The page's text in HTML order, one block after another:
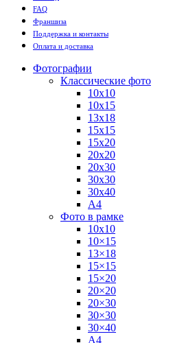
FAQ
Франшиза
Поддержка и контакты
Оплата и доставка
Фотографии
Классические фото
10х10
10х15
13х18
15х15
15х20
20х20
20х30
30х30
30х40
А4
Фото в рамке
10х10
10×15
13×18
15×15
15×20
20×20
20×30
30×30
30×40
A4